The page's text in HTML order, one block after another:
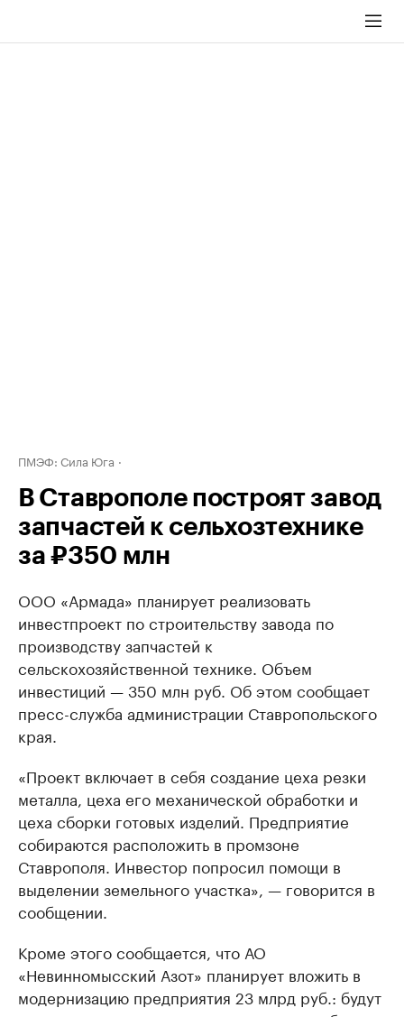
ПМЭФ: Сила Юга
В Ставрополе построят завод
запчастей к сельхозтехнике
за ₽350 млн
ООО «Армада» планирует реализовать
инвестпроект по строительству завода по
производству запчастей к
сельскохозяйственной технике. Объем
инвестиций — 350 млн руб. Об этом сообщает
пресс-служба администрации Ставропольского
края.
«Проект включает в себя создание цеха резки
металла, цеха его механической обработки и
цеха сборки готовых изделий. Предприятие
собираются расположить в промзоне
Ставрополя. Инвестор попросил помощи в
выделении земельного участка», — говорится в
сообщении.
Кроме этого сообщается, что АО
«Невинномысский Азот» планирует вложить в
модернизацию предприятия 23 млрд руб.: будут